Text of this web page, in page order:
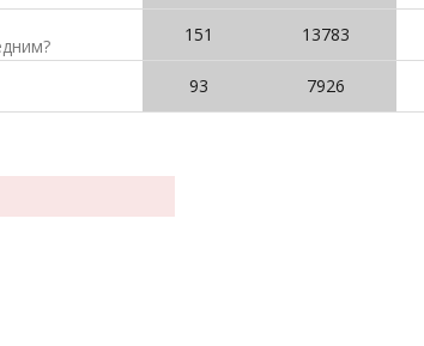
151 13783
93 7926